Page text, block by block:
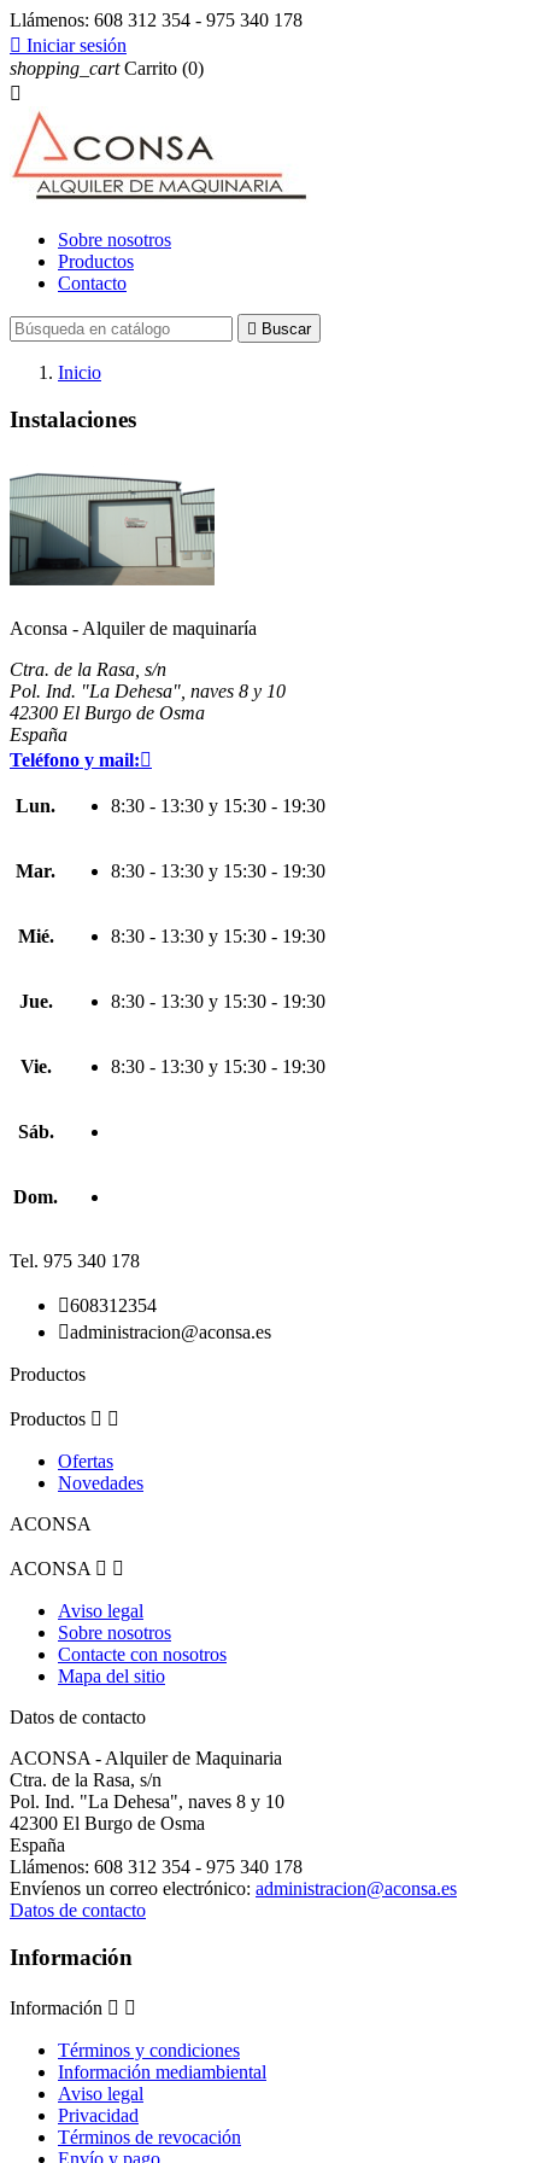
Llámenos: 608 312 354 - 975 340 178
 Iniciar sesión
shopping_cart Carrito (0)

Sobre nosotros
Productos
Contacto
 Buscar
Inicio
Instalaciones
Aconsa - Alquiler de maquinaría
Ctra. de la Rasa, s/n
Pol. Ind. "La Dehesa", naves 8 y 10
42300 El Burgo de Osma
España
Teléfono y mail:
Lun. 8:30 - 13:30 y 15:30 - 19:30
Mar. 8:30 - 13:30 y 15:30 - 19:30
Mié. 8:30 - 13:30 y 15:30 - 19:30
Jue. 8:30 - 13:30 y 15:30 - 19:30
Vie. 8:30 - 13:30 y 15:30 - 19:30
Sáb.
Dom.
Tel. 975 340 178
608312354
administracion@aconsa.es
Productos
Productos  
Ofertas
Novedades
ACONSA
ACONSA  
Aviso legal
Sobre nosotros
Contacte con nosotros
Mapa del sitio
Datos de contacto
ACONSA - Alquiler de Maquinaria
Ctra. de la Rasa, s/n
Pol. Ind. "La Dehesa", naves 8 y 10
42300 El Burgo de Osma
España
Llámenos: 608 312 354 - 975 340 178
Envíenos un correo electrónico: administracion@aconsa.es
Datos de contacto
Información
Información  
Términos y condiciones
Información mediambiental
Aviso legal
Privacidad
Términos de revocación
Envío y pago